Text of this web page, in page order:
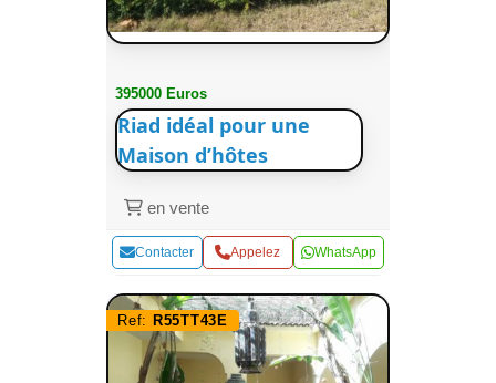
395000 Euros
Riad idéal pour une
Maison d’hôtes
en vente
Contacter Appelez WhatsApp
Ref: R55TT43E